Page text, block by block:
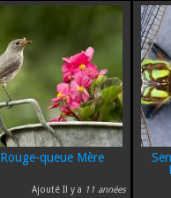
Rouge-queue Mère
Ajouté Il y a 11 années